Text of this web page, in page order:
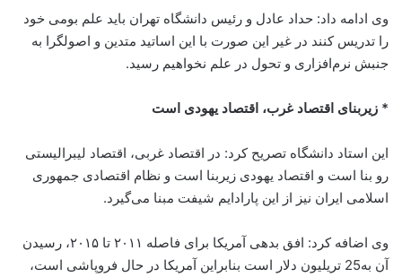
وی ادامه داد: حداد عادل و رئیس دانشگاه تهران باید علم بومی خود
را تدریس کنند در غیر این صورت با این اساتید متدین و اصولگرا به
جنبش نرم‌افزاری و تحول در علم نخواهیم رسید.
* زیربنای اقتصاد غرب، اقتصاد یهودی است
این استاد دانشگاه تصریح کرد: در اقتصاد غربی، اقتصاد لیبرالیستی
رو بنا است و اقتصاد یهودی زیربنا است و نظام اقتصادی جمهوری
اسلامی ایران نیز از این پارادایم شیفت مبنا می‌گیرد.
وی اضافه کرد: افق بدهی آمریکا برای فاصله ۲۰۱۱ تا ۲۰۱۵، رسیدن
آن به25 تریلیون دلار است بنابراین آمریکا در حال فروپاشی است،